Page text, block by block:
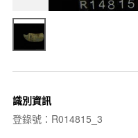
識別資訊
登錄號：R014815_3